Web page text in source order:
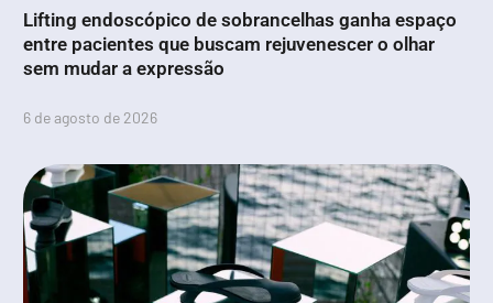
Lifting endoscópico de sobrancelhas ganha espaço
entre pacientes que buscam rejuvenescer o olhar
sem mudar a expressão
6 de agosto de 2026